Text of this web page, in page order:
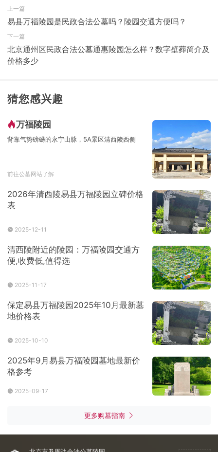
上一篇
易县万福陵园是民政合法公墓吗？陵园交通方便吗？
下一篇
北京通州区民政合法公墓通惠陵园怎么样？数字壁葬简介及
价格多少
猜您感兴趣
万福陵园
背靠气势磅礴的永宁山脉，5A景区清西陵西侧
前往公墓网站了解
2026年清西陵易县万福陵园立碑价格
表
2025-12-11
清西陵附近的陵园：万福陵园交通方
便,收费低,值得选
2025-11-17
保定易县万福陵园2025年10月最新墓
地价格表
2025-10-10
2025年9月易县万福陵园墓地最新价
格参考
2025-09-17
更多购墓指南